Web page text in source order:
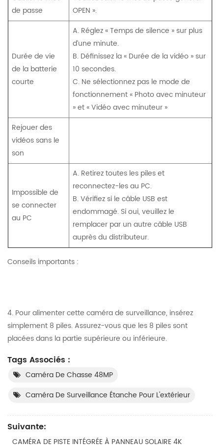
de passe
OPEN ».
Durée de vie
de la batterie
courte
A. Réglez « Temps de silence » sur plus
d’une minute.
B. Définissez la « Durée de la vidéo » sur
10 secondes.
C. Ne sélectionnez pas le mode de
fonctionnement « Photo avec minuteur
» et « Vidéo avec minuteur »
Rejouer des
vidéos sans le
son
Impossible de
se connecter
au PC
A. Retirez toutes les piles et
reconnectez-les au PC.
B. Vérifiez si le câble USB est
endommagé. Si oui, veuillez le
remplacer par un autre câble USB
auprès du distributeur.
Conseils importants :
4. Pour alimenter cette caméra de surveillance, insérez
simplement 8 piles. Assurez-vous que les 8 piles sont
placées dans la partie supérieure ou inférieure.
Tags Associés :
Caméra De Chasse 48MP
Caméra De Surveillance Étanche Pour L'extérieur
Suivante:
CAMÉRA DE PISTE INTÉGRÉE À PANNEAU SOLAIRE 4K